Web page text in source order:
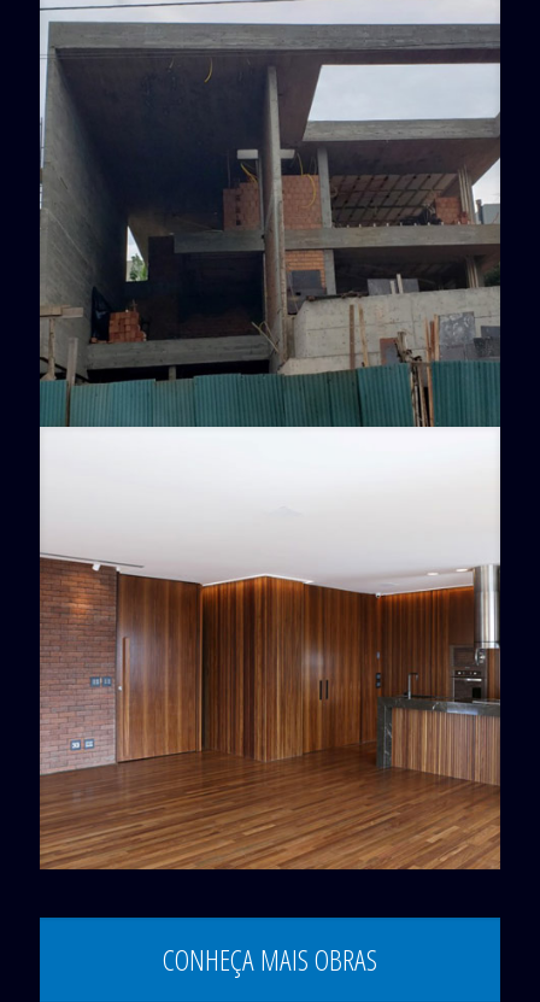
Pub Flannigan`s
CONHEÇA MAIS OBRAS